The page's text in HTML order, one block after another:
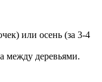
или осень (за 3-4
между деревьями.